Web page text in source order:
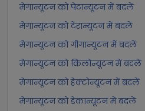
मेगान्यूटन को पेटान्यूटन में बदलें
मेगान्यूटन को टेरान्यूटन में बदलें
मेगान्यूटन को गीगान्यूटन में बदलें
मेगान्यूटन को किलोन्यूटन में बदलें
मेगान्यूटन को हेक्टोन्यूटन में बदलें
मेगान्यूटन को डेकान्यूटन में बदलें